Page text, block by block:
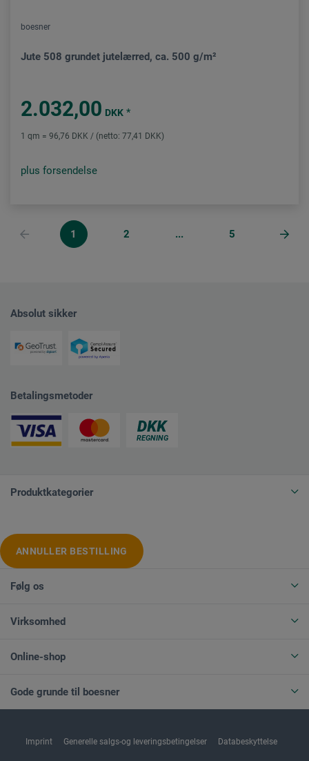
boesner
Jute 508 grundet jutelærred, ca. 500 g/m²
2.032,00 DKK *
1 qm = 96,76 DKK / (netto: 77,41 DKK)
plus forsendelse
1 2 ... 5
Absolut sikker
Betalingsmetoder
Produktkategorier
ANNULLER BESTILLING
Følg os
Virksomhed
Online-shop
Gode grunde til boesner
Imprint Generelle salgs-og leveringsbetingelser Databeskyttelse